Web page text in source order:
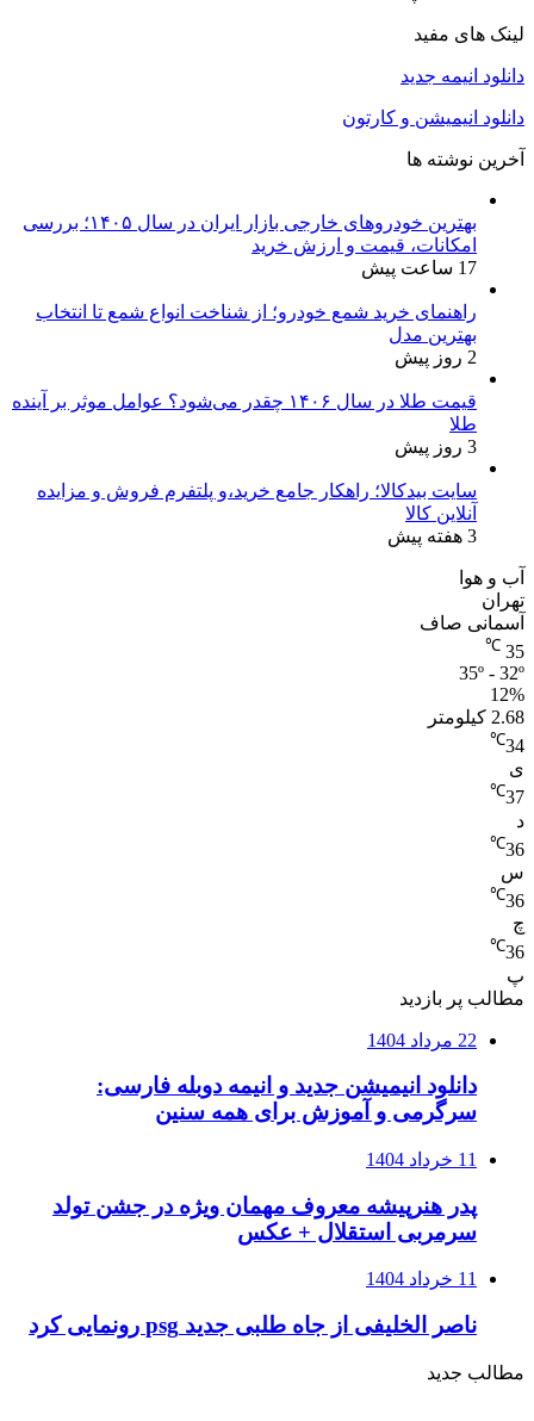
لینک های مفید
دانلود انیمه جدید
دانلود انیمیشن و کارتون
آخرین نوشته ها
بهترین خودروهای خارجی بازار ایران در سال ۱۴۰۵؛ بررسی
امکانات، قیمت و ارزش خرید
17 ساعت پیش
راهنمای خرید شمع خودرو؛ از شناخت انواع شمع تا انتخاب
بهترین مدل
2 روز پیش
قیمت طلا در سال ۱۴۰۶ چقدر می‌شود؟ عوامل موثر بر آینده
طلا
3 روز پیش
سایت بیدکالا؛ راهکار جامع خرید،و پلتفرم فروش و مزایده
آنلاین کالا
3 هفته پیش
آب و هوا
تهران
آسمانی صاف
35
℃
35º - 32º
12%
2.68 کیلومتر
34
℃
ی
37
℃
د
36
℃
س
36
℃
چ
36
℃
پ
مطالب پر بازدید
22 مرداد 1404
دانلود انیمیشن جدید و انیمه دوبله فارسی:
سرگرمی و آموزش برای همه سنین
11 خرداد 1404
پدر هنرپیشه معروف مهمان ویژه در جشن تولد
سرمربی استقلال + عکس
11 خرداد 1404
ناصر الخلیفی از جاه طلبی جدید psg رونمایی کرد
مطالب جدید